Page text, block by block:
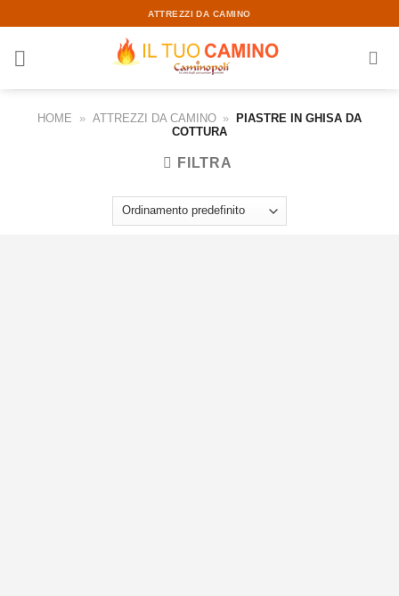
content
ATTREZZI DA CAMINO
HOME » ATTREZZI DA CAMINO »
PIASTRE IN GHISA DA
COTTURA
FILTRA